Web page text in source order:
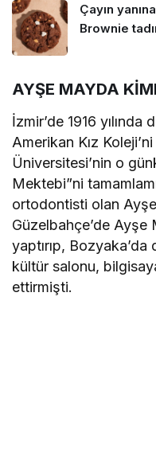
Çayın
Brownie
AYŞE MAYDA
İzmir’de 1916
Amerikan Kız
Üniversitesi’nin o
Mektebi”ni
ortodontisti olan
Güzelbahçe’de Ayşe
yaptırıp,
kültür salonu,
ettirmişti.